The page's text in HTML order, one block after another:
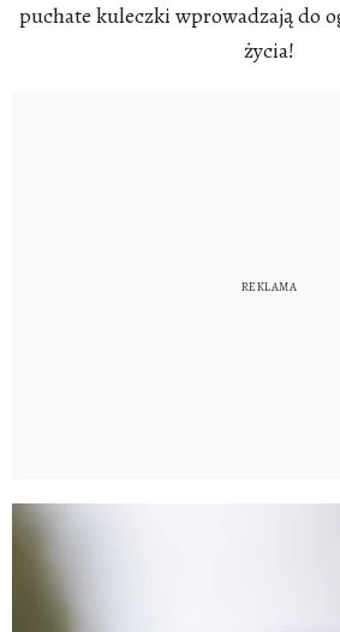
puchate kuleczki wprowadzają do
życia!